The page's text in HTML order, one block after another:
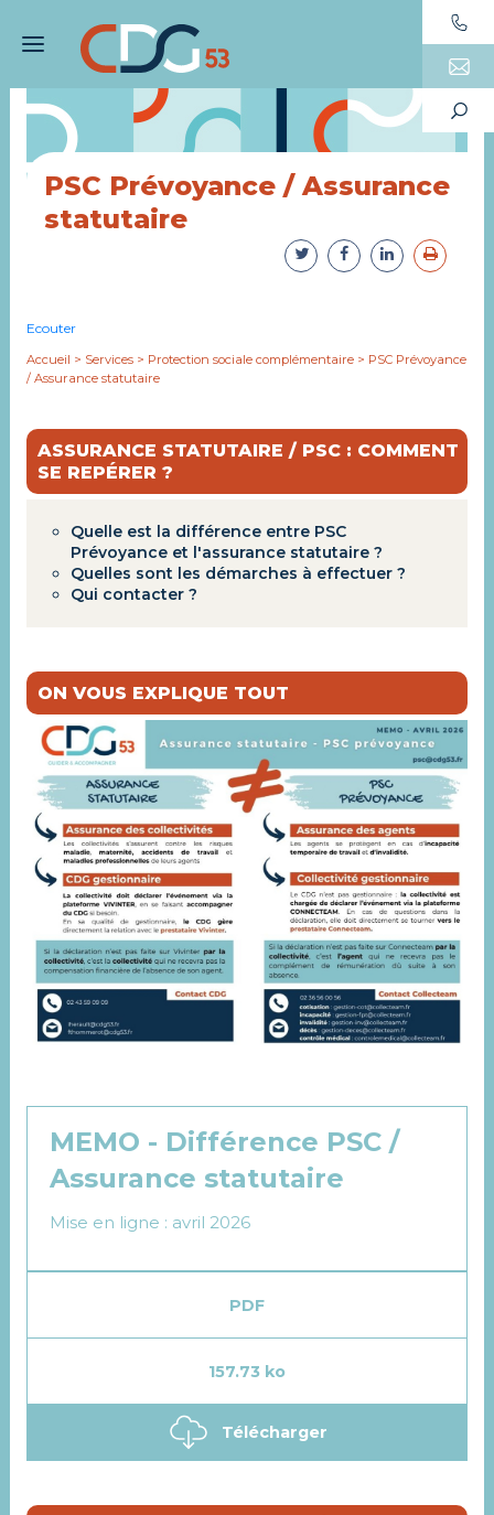
PSC Prévoyance / Assurance
statutaire
Ecouter
Accueil > Services > Protection sociale complémentaire > PSC Prévoyance
/ Assurance statutaire
ASSURANCE STATUTAIRE / PSC : COMMENT
SE REPÉRER ?
Quelle est la différence entre PSC
Prévoyance et l'assurance statutaire ?
Quelles sont les démarches à effectuer ?
Qui contacter ?
ON VOUS EXPLIQUE TOUT
MEMO - Différence PSC /
Assurance statutaire
Mise en ligne : avril 2026
PDF
157.73 ko
Télécharger